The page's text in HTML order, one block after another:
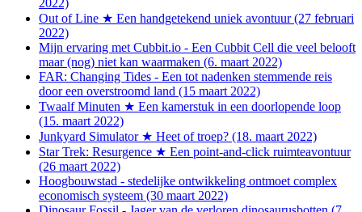
Out of Line ★ Een handgetekend uniek avontuur (27 februari
2022)
Mijn ervaring met Cubbit.io - Een Cubbit Cell die veel belooft
maar (nog) niet kan waarmaken (6. maart 2022)
FAR: Changing Tides - Een tot nadenken stemmende reis
door een overstroomd land (15 maart 2022)
Twaalf Minuten ★ Een kamerstuk in een doorlopende loop
(15. maart 2022)
Junkyard Simulator ★ Heet of troep? (18. maart 2022)
Star Trek: Resurgence ★ Een point-and-click ruimteavontuur
(26 maart 2022)
Hoogbouwstad - stedelijke ontwikkeling ontmoet complex
economisch systeem (30 maart 2022)